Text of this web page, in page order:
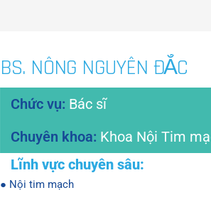
BS. NÔNG NGUYÊN ĐẮC
Bác sĩ
Khoa Nội Tim
● Nội tim mạch